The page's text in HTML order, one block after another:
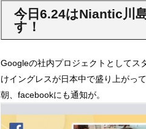
今日6.24はNiantic川
す！
Googleの社内プロジェクトとしてス
けイングレスが日本中で盛り上がっ
朝、facebookにも通知が。